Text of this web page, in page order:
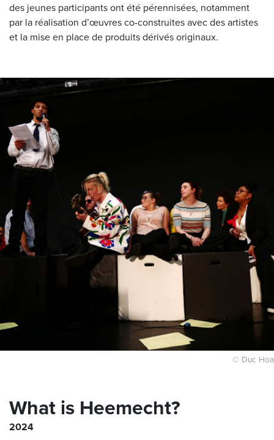
des jeunes participants ont été pérennisées, notamment
par la réalisation d’œuvres co-construites avec des artistes
et la mise en place de produits dérivés originaux.
© Duc Hoa
What is Heemecht?
2024